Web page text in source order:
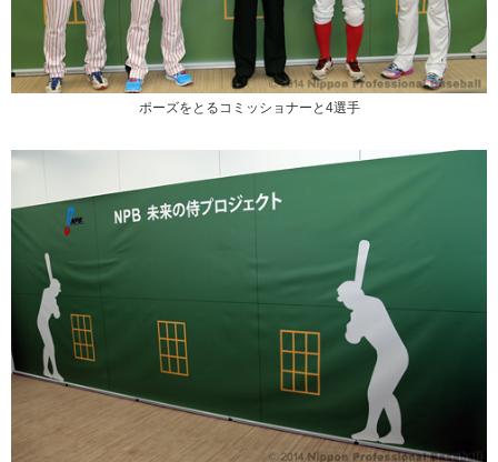
ポーズをとるコミッショナーと4選手